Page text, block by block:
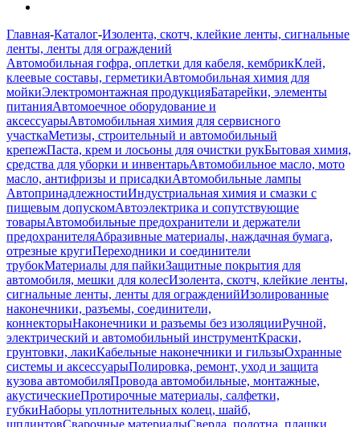
Главная-Каталог-Изолента, скотч, клейкие ленты, сигнальные
ленты, ленты для ограждений
Автомобильная гофра, оплетки для кабеля, кембрикКлей,
клеевые составы, герметикиАвтомобильная химия для
мойкиЭлектромонтажная продукцияБатарейки, элементы
питанияАвтомоечное оборудование и
аксессуарыАвтомобильная химия для сервисного
участкаМетизы, строительный и автомобильный
крепежПаста, крем и лосьоны для очистки рукБытовая химия,
средства для уборки и инвентарьАвтомобильное масло, мото
масло, антифризы и присадкиАвтомобильные лампы
АвтопринадлежностиИндустриальная химия и смазки с
пищевым допускомАвтоэлектрика и сопутствующие
товарыАвтомобильные предохранители и держатели
предохранителяАбразивные материалы, наждачная бумага,
отрезные кругиПереходники и соединители
трубокМатериалы для пайкиЗащитные покрытия для
автомобиля, мешки для колесИзолента, скотч, клейкие ленты,
сигнальные ленты, ленты для огражденийИзолированные
наконечники, разъемы, соединители,
коннекторыНаконечники и разъемы без изоляцииРучной,
электрический и автомобильный инструментКраски,
грунтовки, лакиКабельные наконечники и гильзыОхранные
системы и аксессуарыПолировка, ремонт, уход и защита
кузова автомобиляПровода автомобильные, монтажные,
акустическиеПротирочные материалы, салфетки,
губкиНаборы уплотнительных колец, шайб,
шплинтовСварочные материалыСверла, полотна, плашки,